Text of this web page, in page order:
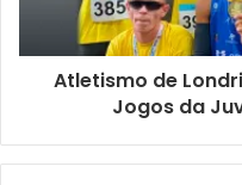
Terra Nova.
O calendário
com atividades na Escola
localizada no conjunto
26, é a vez da Escola
Atletismo de
Jogos da